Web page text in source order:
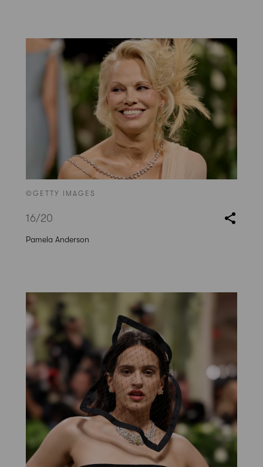
©GETTY IMAGES
16/20
Pamela Anderson